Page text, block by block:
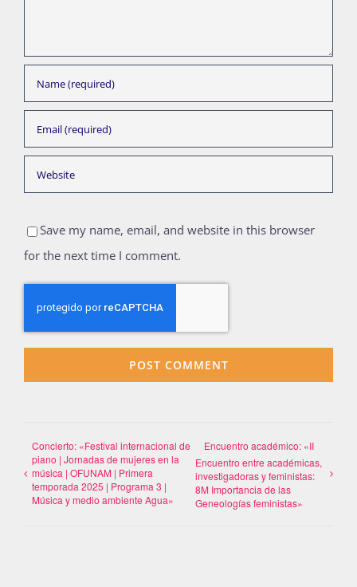
Save my name, email, and website in this browser
for the next time I comment.
Concierto: «Festival internacional de
piano | Jornadas de mujeres en la
música | OFUNAM | Primera
temporada 2025 | Programa 3 |
Música y medio ambiente Agua»
Encuentro académico: «II
Encuentro entre académicas,
investigadoras y feministas:
8M Importancia de las
Geneologías feministas»